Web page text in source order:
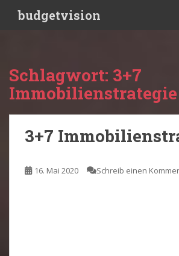
budgetvision
Schlagwort: 3+7
Immobilienstrategie
3+7
16. Mai 2020 Schreib einen